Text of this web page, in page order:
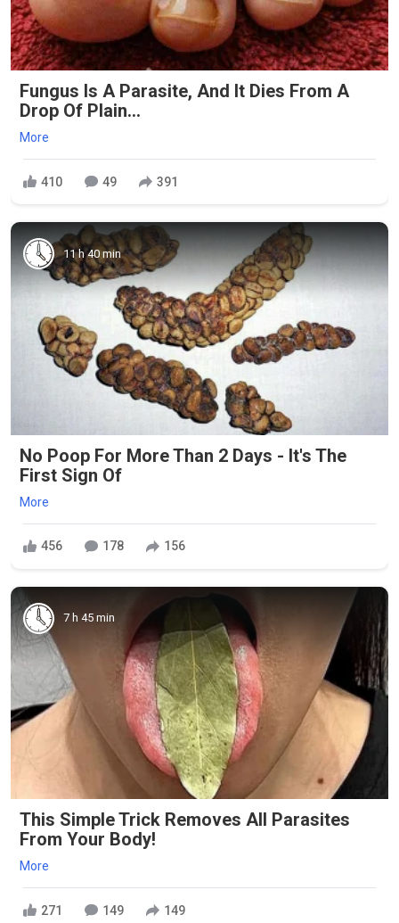
Fungus Is A Parasite, And It Dies From A
Drop Of Plain...
More
410 49 391
11 h 40 min
No Poop For More Than 2 Days - It's The
First Sign Of
More
456 178 156
7 h 45 min
This Simple Trick Removes All Parasites
From Your Body!
More
271 149 149